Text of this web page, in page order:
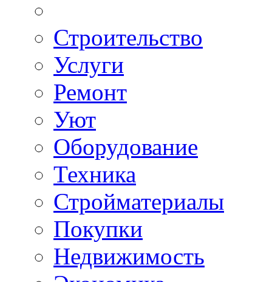
Строительство
Услуги
Ремонт
Уют
Оборудование
Техника
Стройматериалы
Покупки
Недвижимость